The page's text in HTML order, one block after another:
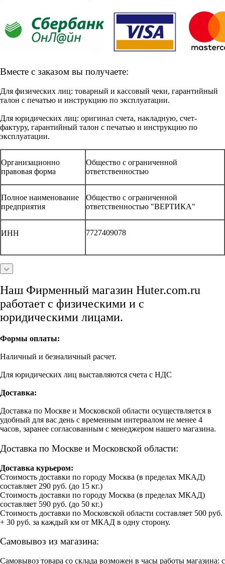
Вместе с заказом вы получаете:
Для физических лиц: товарный и кассовый чеки, гарантийный
талон с печатью и инструкцию по эксплуатации.
Для юридических лиц: оригинал счета, накладную, счет-
фактуру, гарантийный талон с печатью и инструкцию по
эксплуатации.
Организационно
правовая форма
Общество с ограниченной
ответственностью
Полное наименование
предприятия
Общество с ограниченной
ответственностью "ВЕРТИКА"
ИНН 7727409078
Наш Фирменный магазин Huter.com.ru
работает с физическими и с
юридическими лицами.
Формы оплаты:
Наличный и безналичный расчет.
Для юридических лиц выставляются счета с НДС
Доставка:
Доставка по Москве и Московской области осуществляется в
удобный для вас день с временным интервалом не менее 4
часов, заранее согласованным с менеджером нашего магазина.
Доставка по Москве и Московской области:
Доставка курьером:
Стоимость доставки по городу Москва (в пределах МКАД)
составляет 290 руб. (до 15 кг.)
Стоимость доставки по городу Москва (в пределах МКАД)
составляет 590 руб. (до 50 кг.)
Стоимость доставки по Московской области составляет 500 руб.
+ 30 руб. за каждый км от МКАД в одну сторону.
Самовывоз из магазина:
Самовывоз товара со склада возможен в часы работы магазина: с